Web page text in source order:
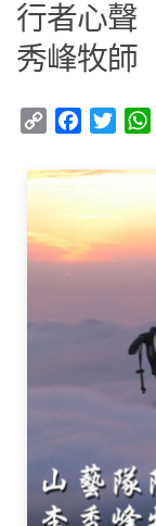
行者心聲
秀峰牧師
Copy
Facebook